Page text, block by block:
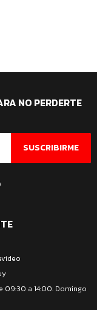
09:30 a 14:00. Domingo
NO PERDERTE
SUSCRIBIRME